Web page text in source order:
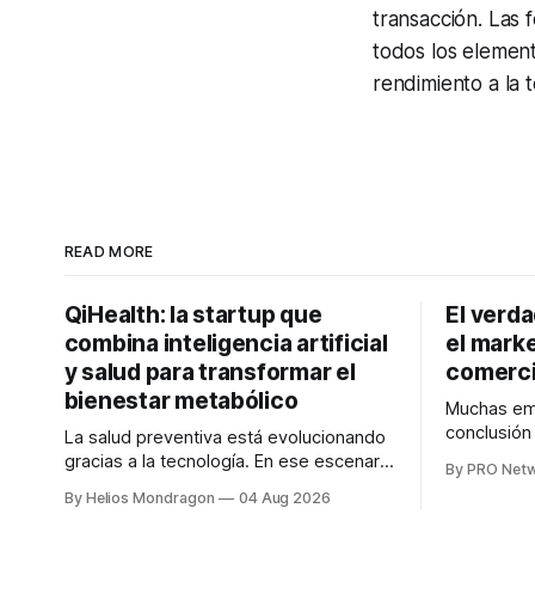
transacción. Las
todos los
rendimiento a la
READ MORE
QiHealth: la startup que
combina inteligencia artificial
y salud para transformar el
bienestar metabólico
La salud preventiva está evolucionando
gracias a la tecnología. En ese escenario
desarrolla un ecosistema digital capaz
By Helios Mondragon 04 Aug 2026
El
el
Muchas
marketing
By PRO